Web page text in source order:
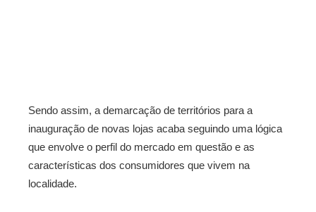
Sendo assim, a demarcação de territórios para a
inauguração de novas lojas acaba seguindo uma lógica
que envolve o perfil do mercado em questão e as
características dos consumidores que vivem na
localidade.